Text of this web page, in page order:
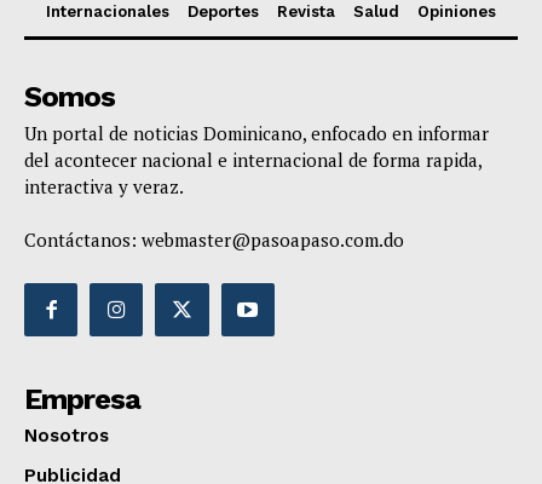
Internacionales
Deportes Revista Salud Opiniones
Somos
Un portal de noticias Dominicano, enfocado en informar
del acontecer nacional e internacional de forma rapida,
interactiva y veraz.
Contáctanos: webmaster@pasoapaso.com.do
Empresa
Nosotros
Publicidad